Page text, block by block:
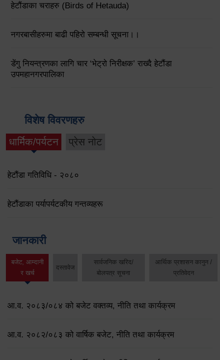
हेटौंडाका चराहरु (Birds of Hetauda)
नगरबासीहरुमा बाढी पहिरो सम्बन्धी सूचना।।
डेंगु नियन्त्रणका लागि चार ‘भेट्रो निरीक्षक’ राख्दै हेटौंडा
उपमहानगरपालिका
विशेष विवरणहरु
धार्मिक/पर्यटन प्रेस नोट
हेटौंडा गतिविधि - २०८०
हेटौंडाका पर्यापर्यटकीय गन्तव्यहरू
जानकारी
बजेट, आम्दानी
र खर्च
दस्तावेज
सार्वजनिक खरिद/
बोलपत्र सूचना
आर्थिक प्रशासन कानुन /
प्रतिवेदन
आ.व. २०८३/०८४ को बजेट वक्तव्य, नीति तथा कार्यक्रम
आ.व. २०८२/०८३ को वार्षिक बजेट, नीति तथा कार्यक्रम